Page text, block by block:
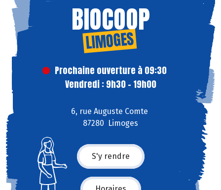
BIOCOOP
LIMOGES
Prochaine ouverture à 09:30
Vendredi : 9h30 - 19h00
6, rue Auguste Comte
87280 Limoges
S'y rendre